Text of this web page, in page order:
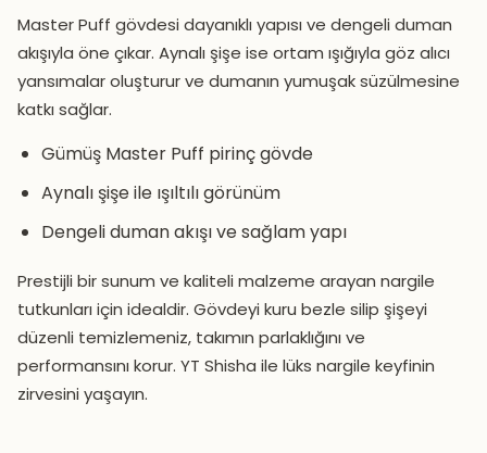
Master Puff gövdesi dayanıklı yapısı ve dengeli duman
akışıyla öne çıkar. Aynalı şişe ise ortam ışığıyla göz alıcı
yansımalar oluşturur ve dumanın yumuşak süzülmesine
katkı sağlar.
Gümüş Master Puff pirinç gövde
Aynalı şişe ile ışıltılı görünüm
Dengeli duman akışı ve sağlam yapı
Prestijli bir sunum ve kaliteli malzeme arayan nargile
tutkunları için idealdir. Gövdeyi kuru bezle silip şişeyi
düzenli temizlemeniz, takımın parlaklığını ve
performansını korur. YT Shisha ile lüks nargile keyfinin
zirvesini yaşayın.